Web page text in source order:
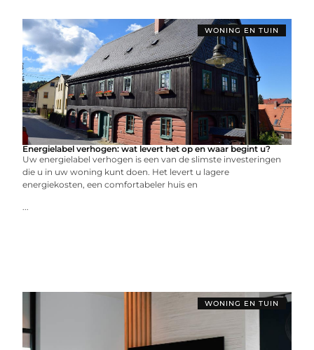
WONING EN TUIN
Energielabel verhogen: wat levert het op en waar begint u?
Uw energielabel verhogen is een van de slimste investeringen
die u in uw woning kunt doen. Het levert u lagere
energiekosten, een comfortabeler huis en
...
WONING EN TUIN